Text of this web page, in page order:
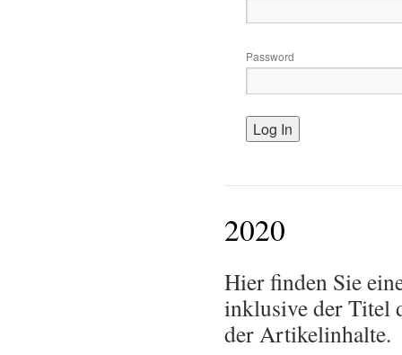
Password
2020
Hier finden Sie
inklusive der Titel
der Artikelinhalte.